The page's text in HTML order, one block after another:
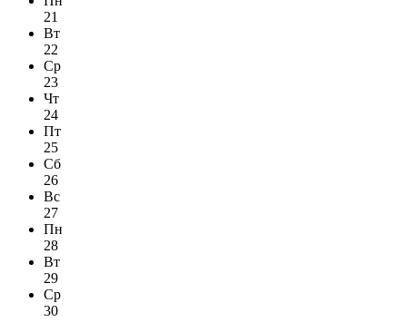
21
Вт
22
Ср
23
Чт
24
Пт
25
Сб
26
Вс
27
Пн
28
Вт
29
Ср
30